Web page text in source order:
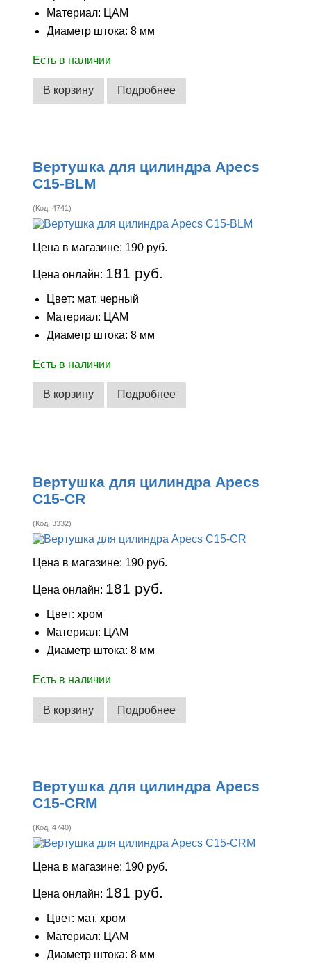
Материал: ЦАМ
Диаметр штока: 8 мм
Есть в наличии
В корзину Подробнее
Вертушка для цилиндра Apecs
C15-BLM
(Код:4741)
Цена в магазине: 190 руб.
Цена онлайн: 181 руб.
Цвет: мат. черный
Материал: ЦАМ
Диаметр штока: 8 мм
Есть в наличии
В корзину Подробнее
Вертушка для цилиндра Apecs
C15-CR
(Код:3332)
Цена в магазине: 190 руб.
Цена онлайн: 181 руб.
Цвет: хром
Материал: ЦАМ
Диаметр штока: 8 мм
Есть в наличии
В корзину Подробнее
Вертушка для цилиндра Apecs
C15-CRM
(Код:4740)
Цена в магазине: 190 руб.
Цена онлайн: 181 руб.
Цвет: мат. хром
Материал: ЦАМ
Диаметр штока: 8 мм